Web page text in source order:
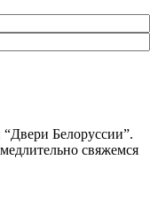
Белоруссии”.
свяжемся